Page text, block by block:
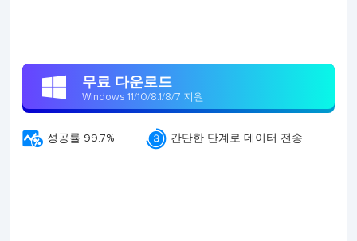
 무료 다운로드
Windows 11/10/8.1/8/7 지원
 성공률 99.7%  간단한 단계로 데이터 전송